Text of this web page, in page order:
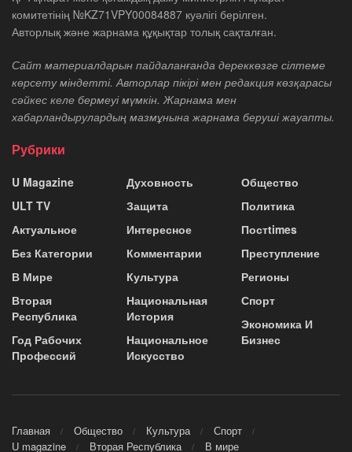
комитетінің №KZ71VPY00084887 куәлігі берілген.
Авторлық және жарнама құқықтар толық сақталған.
Сайт материалдарын пайдаланғанда дереккөзге сілтеме
көрсету міндетті. Авторлар пікірі мен редакция көзқарасы
сәйкес келе бермеуі мүмкін. Жарнама мен
хабарландырулардың мазмұнына жарнама беруші жауапты.
Рубрики
U Magazine
ULT TV
Актуальное
Без Категории
В Мире
Вторая
Республика
Год Рабочих
Профессий
Духовность
Защита
Интересное
Комментарии
Культура
Национальная
История
Национальное
Искусство
Общество
Политика
Постtimes
Преступление
Регионы
Спорт
Экономика И
Бизнес
Главная Общество Культура
Спорт
U magazine
Вторая Республика В мире